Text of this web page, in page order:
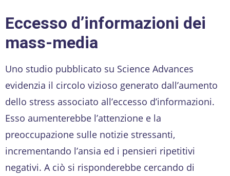
Eccesso d’informazioni dei
mass-media
Uno studio pubblicato su Science Advances
evidenzia il circolo vizioso generato dall’aumento
dello stress associato all’eccesso d’informazioni.
Esso aumenterebbe l’attenzione e la
preoccupazione sulle notizie stressanti,
incrementando l’ansia ed i pensieri ripetitivi
negativi. A ciò si risponderebbe cercando di